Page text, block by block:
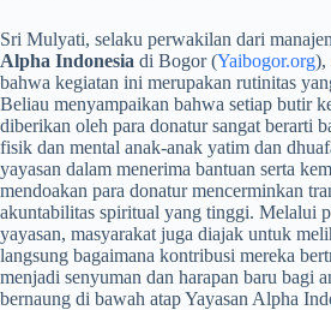
​Sri Mulyati, selaku perwakilan dari
Alpha Indonesia di Bogor (Yaibogor.org),
bahwa kegiatan ini merupakan rutinitas
Beliau menyampaikan bahwa setiap butir
diberikan oleh para donatur sangat berarti
fisik dan mental anak-anak yatim dan
yayasan dalam menerima bantuan serta
mendoakan para donatur mencerminkan
akuntabilitas spiritual yang tinggi. Melalui
yayasan, masyarakat juga diajak untuk
langsung bagaimana kontribusi mereka
menjadi senyuman dan harapan baru bagi
bernaung di bawah atap Yayasan Alpha